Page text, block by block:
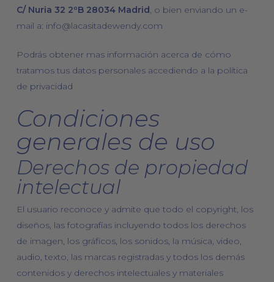
C/ Nuria 32 2ºB 28034 Madrid, o bien enviando un e-
mail a: info@lacasitadewendy.com
Podrás obtener mas información acerca de cómo
tratamos tus datos personales accediendo a la política
de privacidad
Condiciones
generales de uso
Derechos de propiedad
intelectual
El usuario reconoce y admite que todo el copyright, los
diseños, las fotografías incluyendo todos los derechos
de imagen, los gráficos, los sonidos, la música, video,
audio, texto, las marcas registradas y todos los demás
contenidos y derechos intelectuales y materiales